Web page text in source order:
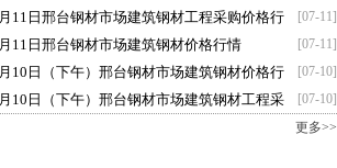
11日邢台钢材市场建筑钢材工程采购价格行
[07-11]
11日邢台钢材市场建筑钢材价格行情 [07-11]
10日（下午）邢台钢材市场建筑钢材价格行
[07-10]
10日（下午）邢台钢材市场建筑钢材工程采
[07-10]
更多>>